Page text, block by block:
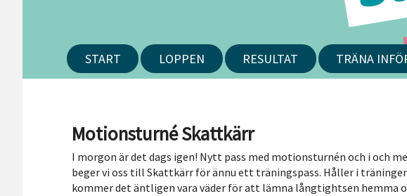
START LOPPEN RESULTAT TRÄNA
Motionsturné Skattkärr
I morgon är det dags igen! Nytt pass med motionsturnén och i och
beger vi oss till Skattkärr för ännu ett träningspass. Håller i
kommer det äntligen vara väder för att lämna långtightsen hemma